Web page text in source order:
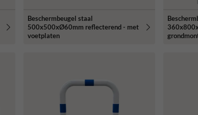
Beschermbeugel staal
500x500xØ60mm reflecterend - met
voetplaten